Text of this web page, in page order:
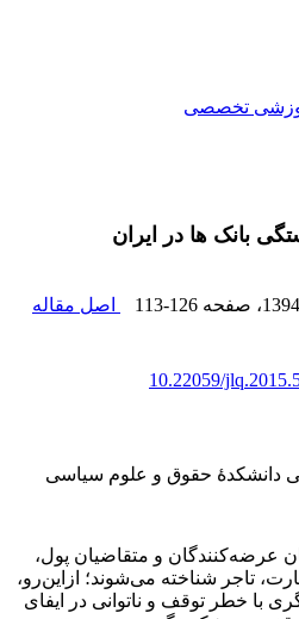
تخصصی
بانک ها در ایران
، صفحه 113-126
اصل مقاله
10.22059/
دانشکدۀ حقوق و علوم سیاسی
عرضه‌کنندگان و متقاضیان پول،
1 و 2 قانون تجارت، تاجر شناخته می‌شوند؛ ازاین‌رو،
با خطر توقف و ناتوانی در ایفای